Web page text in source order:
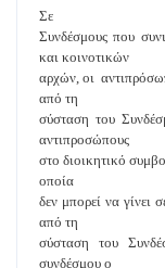
Σε
Συνδέσμους που
και κοινοτικών
αρχών, οι
από τη
σύσταση του
αντιπροσώπους
στο διοικητικό
οποία
δεν μπορεί να
από τη
σύσταση του
συνδέσμου ο